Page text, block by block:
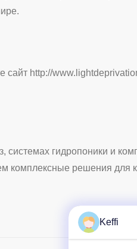
сайт http://
системах гидропоники и
комплексные решения для
Keffi